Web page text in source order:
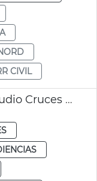
CIVIL
Plazo Bea Arqueología Estudio Cruces València